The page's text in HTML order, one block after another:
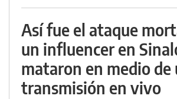
Así fue el ataque
un influencer en
mataron en medio de
transmisión en vivo